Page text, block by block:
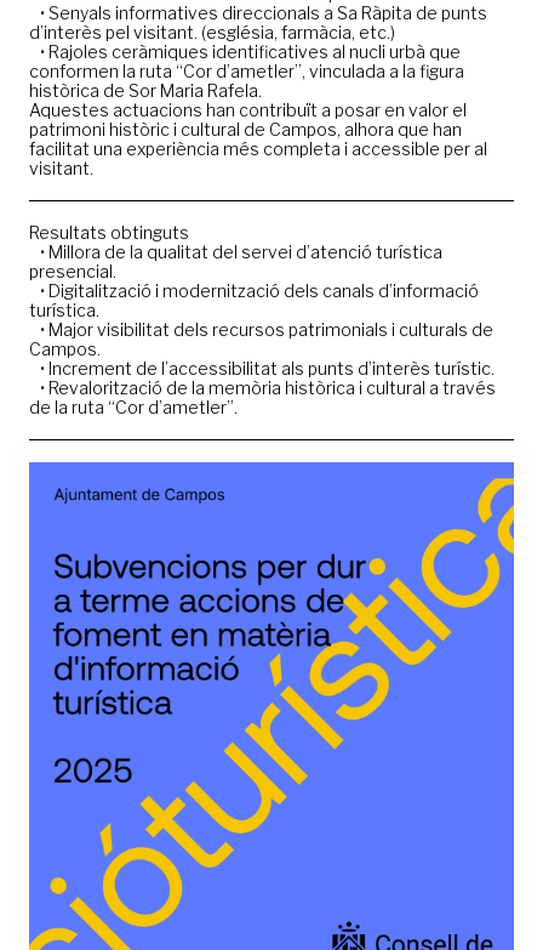
• Senyals informatives direccionals a Sa Ràpita de punts
d’interès pel visitant. (església, farmàcia, etc.)
• Rajoles ceràmiques identificatives al nucli urbà que
conformen la ruta “Cor d’ametler”, vinculada a la figura
històrica de Sor Maria Rafela.
Aquestes actuacions han contribuït a posar en valor el
patrimoni històric i cultural de Campos, alhora que han
facilitat una experiència més completa i accessible per al
visitant.
Resultats obtinguts
• Millora de la qualitat del servei d’atenció turística
presencial.
• Digitalització i modernització dels canals d’informació
turística.
• Major visibilitat dels recursos patrimonials i culturals de
Campos.
• Increment de l’accessibilitat als punts d’interès turístic.
• Revalorització de la memòria històrica i cultural a través
de la ruta “Cor d’ametler”.